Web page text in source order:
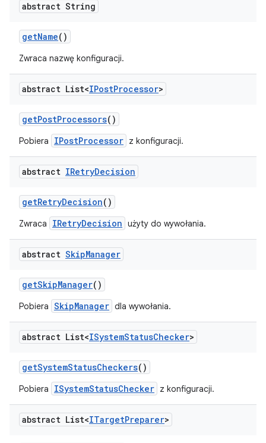
abstract String
getName()
Zwraca nazwę konfiguracji.
abstract List<IPostProcessor>
getPostProcessors()
Pobiera IPostProcessor z konfiguracji.
abstract IRetryDecision
getRetryDecision()
Zwraca IRetryDecision użyty do wywołania.
abstract SkipManager
getSkipManager()
Pobiera SkipManager dla wywołania.
abstract List<ISystemStatusChecker>
getSystemStatusCheckers()
Pobiera ISystemStatusChecker z konfiguracji.
abstract List<ITargetPreparer>